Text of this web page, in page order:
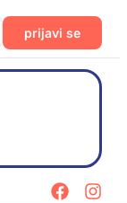
prijavi se